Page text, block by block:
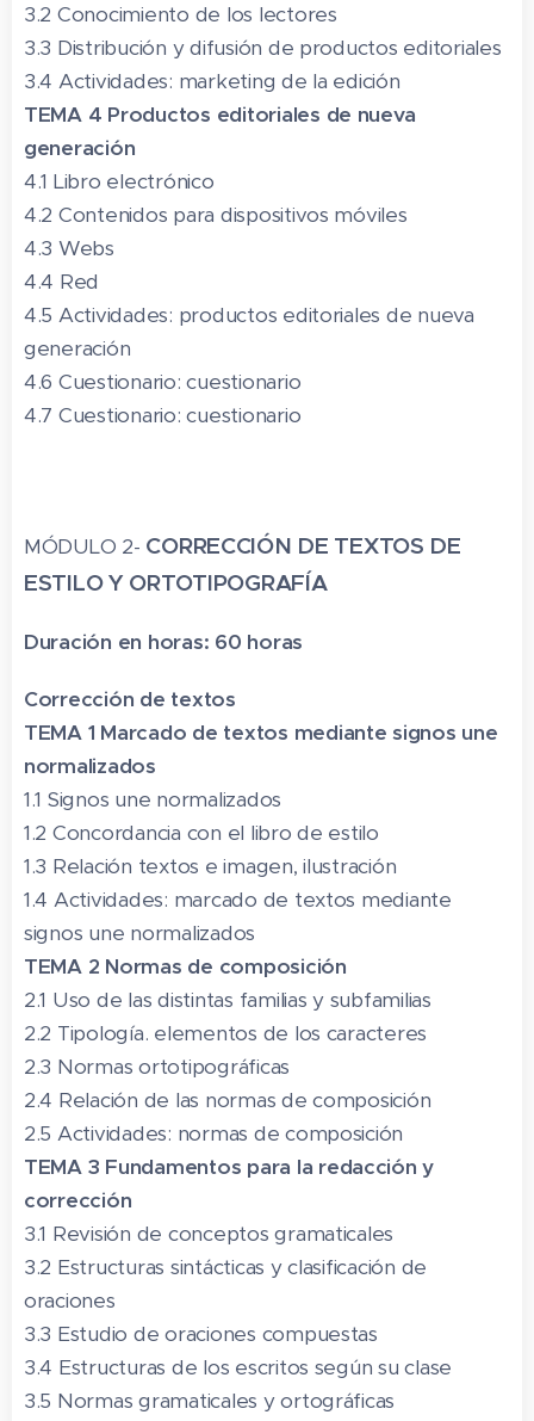
3.2 Conocimiento de los lectores
3.3 Distribución y difusión de productos editoriales
3.4 Actividades: marketing de la edición
TEMA 4 Productos editoriales de nueva
generación
4.1 Libro electrónico
4.2 Contenidos para dispositivos móviles
4.3 Webs
4.4 Red
4.5 Actividades: productos editoriales de nueva
generación
4.6 Cuestionario: cuestionario
4.7 Cuestionario: cuestionario
MÓDULO 2- CORRECCIÓN DE TEXTOS DE
ESTILO Y ORTOTIPOGRAFÍA
Duración en horas: 60 horas
Corrección de textos
TEMA 1 Marcado de textos mediante signos une
normalizados
1.1 Signos une normalizados
1.2 Concordancia con el libro de estilo
1.3 Relación textos e imagen, ilustración
1.4 Actividades: marcado de textos mediante
signos une normalizados
TEMA 2 Normas de composición
2.1 Uso de las distintas familias y subfamilias
2.2 Tipología. elementos de los caracteres
2.3 Normas ortotipográficas
2.4 Relación de las normas de composición
2.5 Actividades: normas de composición
TEMA 3 Fundamentos para la redacción y
corrección
3.1 Revisión de conceptos gramaticales
3.2 Estructuras sintácticas y clasificación de
oraciones
3.3 Estudio de oraciones compuestas
3.4 Estructuras de los escritos según su clase
3.5 Normas gramaticales y ortográficas